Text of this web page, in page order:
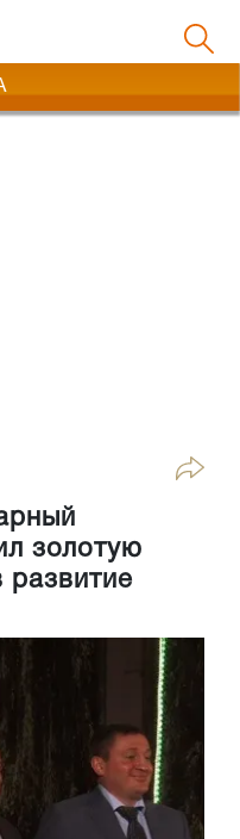
золотую
развитие